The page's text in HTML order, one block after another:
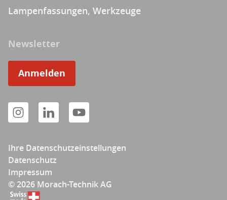
Lampenfassungen, Werkzeuge
Newsletter
Anmelden
Ihre Datenschutzeinstellungen
Datenschutz
Impressum
© 2026 Morach-Technik AG